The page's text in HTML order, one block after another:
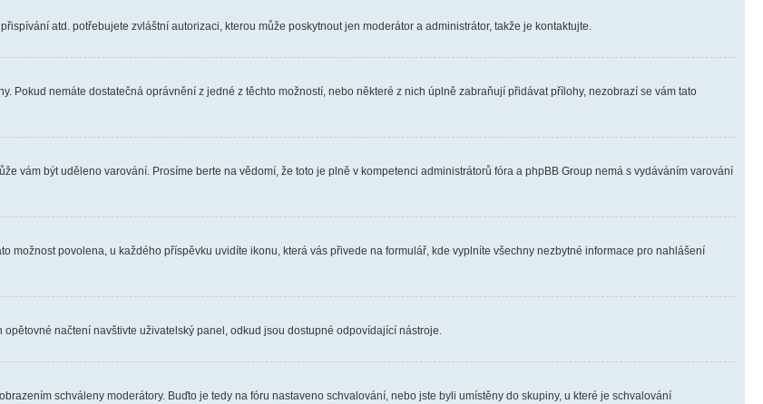
atd. potřebujete zvláštní autorizaci, kterou může poskytnout jen moderátor a administrátor, takže je kontaktujte.
Pokud nemáte dostatečná oprávnění z jedné z těchto možností, nebo některé z nich úplně zabraňují přidávat přílohy, nezobrazí se vám tato
vám být uděleno varování. Prosíme berte na vědomí, že toto je plně v kompetenci administrátorů fóra a phpBB Group nemá s vydáváním varování
možnost povolena, u každého příspěvku uvidíte ikonu, která vás přivede na formulář, kde vyplníte všechny nezbytné informace pro nahlášení
načtení navštivte uživatelský panel, odkud jsou dostupné odpovídající nástroje.
schváleny moderátory. Buďto je tedy na fóru nastaveno schvalování, nebo jste byli umístěny do skupiny, u které je schvalování